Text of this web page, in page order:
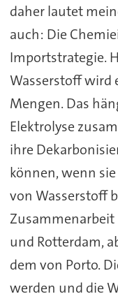
daher lautet
auch: Die
Importstrategie.
Wasserstoff wird
Mengen. Das
Elektrolyse
ihre
können, wenn
von Wasserstoff
und Rotterdam,
dem von Porto.
werden und die